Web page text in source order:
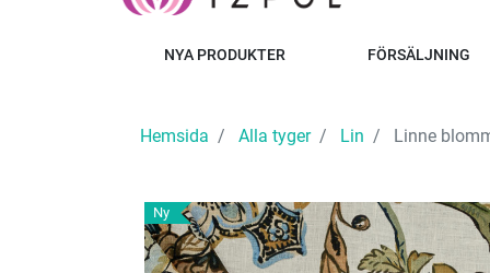
NYA PRODUKTER FÖRSÄLJNING
Hemsida Alla tyger Lin Linne
Ny